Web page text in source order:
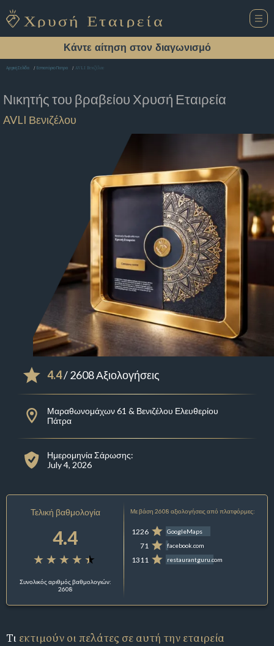
Κάντε αίτηση στον διαγωνισμό
Αρχική Σελίδα Εστιατόριο Πατρα AVLI Βενιζέλου
Νικητής του βραβείου Χρυσή Εταιρεία
AVLI Βενιζέλου
4.4/ 2608 Αξιολογήσεις
Μαραθωνομάχων 61 & Βενιζέλου Ελευθερίου
Πάτρα
Ημερομηνία Σάρωσης:
July 4, 2026
Τελική βαθμολογία
4.4
Συνολικός αριθμός βαθμολογιών:
2608
Με βάση 2608 αξιολογήσεις από πλατφόρμες:
1226 GoogleMaps
71 facebook.com
1311 restaurantguru.com
Τι εκτιμούν οι πελάτες σε αυτή την εταιρεία